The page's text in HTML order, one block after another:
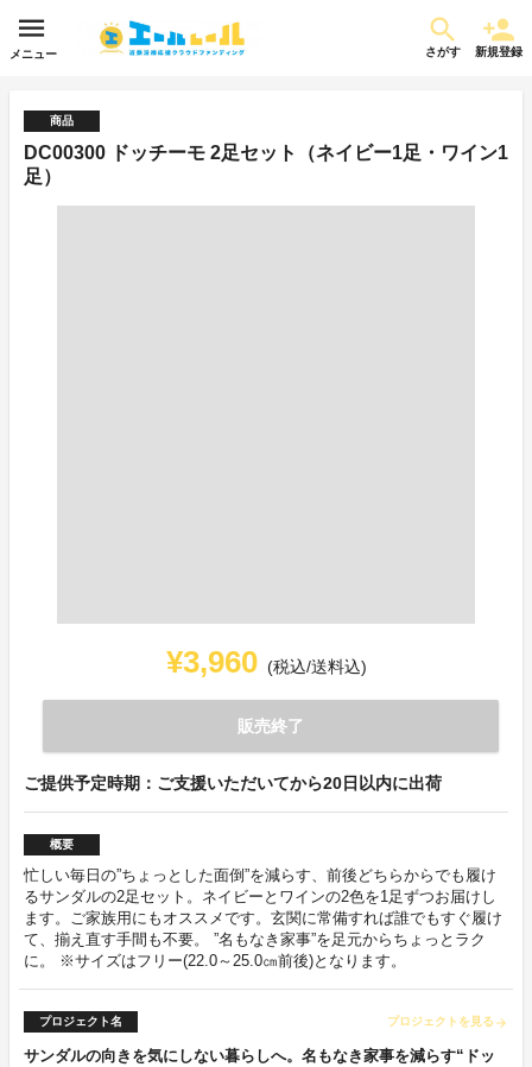
メニュー さがす 新規登録
商品
DC00300 ドッチーモ 2足セット（ネイビー1足・ワイン1
足）
¥3,960 (税込/送料込)
販売終了
ご提供予定時期：ご支援いただいてから20日以内に出荷
概要
忙しい毎日の”ちょっとした面倒”を減らす、前後どちらからでも履け
るサンダルの2足セット。ネイビーとワインの2色を1足ずつお届けし
ます。ご家族用にもオススメです。玄関に常備すれば誰でもすぐ履け
て、揃え直す手間も不要。 ”名もなき家事”を足元からちょっとラク
に。 ※サイズはフリー(22.0～25.0㎝前後)となります。
プロジェクト名 プロジェクトを見る arrow_forward
サンダルの向きを気にしない暮らしへ。名もなき家事を減らす“ドッ